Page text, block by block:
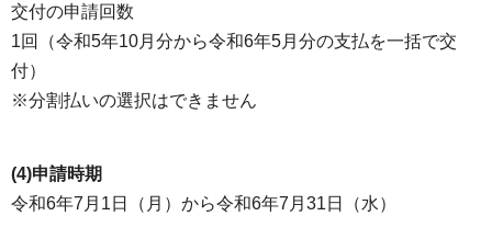
交付の申請回数
1回（令和5年10月分から令和6年5月分の支払を一括で交
付）
※分割払いの選択はできません
(4)申請時期
令和6年7月1日（月）から令和6年7月31日（水）